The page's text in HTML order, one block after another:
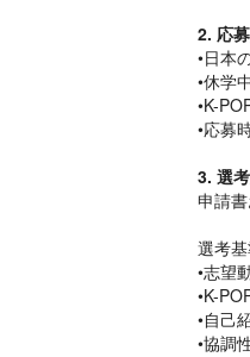
2. 応
•日本
•休学
•K-
•応募
3. 選
申請
選考
•志望
•K-
•自己
•協調